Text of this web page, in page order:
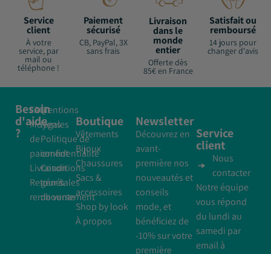
Service
client
À votre
service, par
mail ou
téléphone !
Paiement
sécurisé
CB, PayPal, 3X
sans frais
Livraison
dans le
monde
entier
Offerte dès
85€ en France
Satisfait ou
remboursé
14 jours pour
changer d'avis
Besoin
d'aide
?
FAQ
Moyens
de
paiement
Livraison
Retour &
remboursement
Mentions
légales
Politique de
confidentialité
Conditions
générales
de vente
Boutique
Vêtements
Bijoux
Chaussures
Sacs &
accessoires
Shop by look
À propos
Newsletter
Découvrez en
avant-
première nos
nouveautés et
conseils
mode, et
bénéficiez de
-10% sur votre
première
Service
client
Nous
contacter
Notre équipe
vous répond
du lundi au
samedi par
email à